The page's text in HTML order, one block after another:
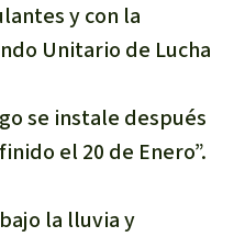
y con la
Unitario de Lucha
se instale después
el 20 de Enero”.
la lluvia y